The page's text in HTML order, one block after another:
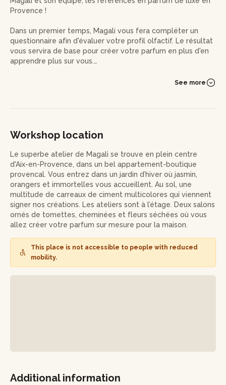
Provence !
Dans un premier temps, Magali vous fera compléter un
questionnaire afin d'évaluer votre profil olfactif. Le résultat
vous servira de base pour créer votre parfum en plus d'en
apprendre plus sur vous.
Magali vous présentera la pyramide olfactive. Les notes de
différentes techniques d'extraction d’odeurs des matières
Vous serez guidé tout au long de cet atelier afin de réaliser
un parfum unique avec tous les produits qui vous
accompagnera dans votre quotidien.
L'atelier se terminera par une personnalisation de votre
flacon de 75 ml en cristal soufflé à la main en France et
rechargeable. Vous repartirez avec votre création unique
et votre flacon en cristal.
See more
Workshop location
Le superbe atelier de Magali se trouve en plein centre
d'Aix-en-Provence, dans un bel appartement-boutique
provencal. Vous entrez dans un jardin d’hiver où jasmin,
orangers et immortelles vous accueillent. Au sol, une
multitude de carreaux de ciment multicolores qui viennent
signer nos créations. Les ateliers sont à l’étage. Deux salons
ornés de tomettes, cheminées et fleurs séchées où vous
allez créer votre parfum sur mesure pour la maison.
This place is not accessible to people with reduced
mobility.
Additional information